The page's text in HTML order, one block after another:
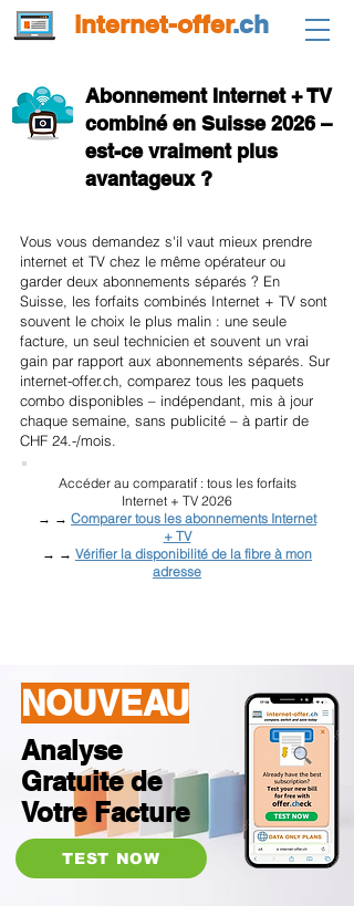
internet-offer.ch
Abonnement Internet + TV
combiné en Suisse 2026 –
est-ce vraiment plus
avantageux ?
Vous vous demandez s'il vaut mieux prendre
internet et TV chez le même opérateur ou
garder deux abonnements séparés ? En
Suisse, les forfaits combinés Internet + TV sont
souvent le choix le plus malin : une seule
facture, un seul technicien et souvent un vrai
gain par rapport aux abonnements séparés. Sur
internet-offer.ch, comparez tous les paquets
combo disponibles – indépendant, mis à jour
chaque semaine, sans publicité – à partir de
CHF 24.-/mois.
Accéder au comparatif : tous les forfaits
Internet + TV 2026
→ → Comparer tous les abonnements Internet
+ TV
→ → Vérifier la disponibilité de la fibre à mon
adresse
Analyse
Gratuite de
Votre Facture
TEST NOW
NOUVEAU